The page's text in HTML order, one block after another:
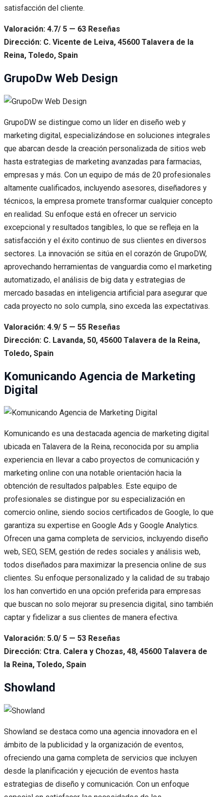
satisfacción del cliente.
Valoración: 4.7/ 5 — 63 Reseñas
Dirección: C. Vicente de Leiva, 45600 Talavera de la
Reina, Toledo, Spain
GrupoDw Web Design
GrupoDW se distingue como un líder en diseño web y
marketing digital, especializándose en soluciones integrales
que abarcan desde la creación personalizada de sitios web
hasta estrategias de marketing avanzadas para farmacias,
empresas y más. Con un equipo de más de 20 profesionales
altamente cualificados, incluyendo asesores, diseñadores y
técnicos, la empresa promete transformar cualquier concepto
en realidad. Su enfoque está en ofrecer un servicio
excepcional y resultados tangibles, lo que se refleja en la
satisfacción y el éxito continuo de sus clientes en diversos
sectores. La innovación se sitúa en el corazón de GrupoDW,
aprovechando herramientas de vanguardia como el marketing
automatizado, el análisis de big data y estrategias de
mercado basadas en inteligencia artificial para asegurar que
cada proyecto no solo cumpla, sino exceda las expectativas.
Valoración: 4.9/ 5 — 55 Reseñas
Dirección: C. Lavanda, 50, 45600 Talavera de la Reina,
Toledo, Spain
Komunicando Agencia de Marketing
Digital
Komunicando es una destacada agencia de marketing digital
ubicada en Talavera de la Reina, reconocida por su amplia
experiencia en llevar a cabo proyectos de comunicación y
marketing online con una notable orientación hacia la
obtención de resultados palpables. Este equipo de
profesionales se distingue por su especialización en
comercio online, siendo socios certificados de Google, lo que
garantiza su expertise en Google Ads y Google Analytics.
Ofrecen una gama completa de servicios, incluyendo diseño
web, SEO, SEM, gestión de redes sociales y análisis web,
todos diseñados para maximizar la presencia online de sus
clientes. Su enfoque personalizado y la calidad de su trabajo
los han convertido en una opción preferida para empresas
que buscan no solo mejorar su presencia digital, sino también
captar y fidelizar a sus clientes de manera efectiva.
Valoración: 5.0/ 5 — 53 Reseñas
Dirección: Ctra. Calera y Chozas, 48, 45600 Talavera de
la Reina, Toledo, Spain
Showland
Showland se destaca como una agencia innovadora en el
ámbito de la publicidad y la organización de eventos,
ofreciendo una gama completa de servicios que incluyen
desde la planificación y ejecución de eventos hasta
estrategias de diseño y comunicación. Con un enfoque